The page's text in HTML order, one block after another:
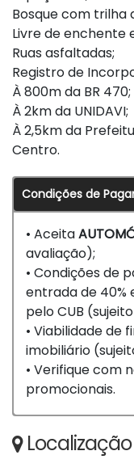
Bosque com trilha
Livre de enchente
Ruas asfaltadas;
Registro de
À 800m da BR 470;
À 2km da UNIDAVI;
À 2,5km da
Centro.
Condições de
• Aceita
avaliação);
• Condições de
entrada de 40%
pelo CUB
• Viabilidade de
imobiliário
• Verifique com
promocionais.